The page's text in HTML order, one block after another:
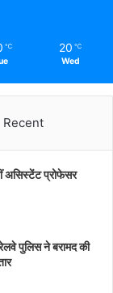
℃ 20 ℃
Wed
Recent
असिस्टेंट प्रोफेसर
पुलिस ने बरामद की